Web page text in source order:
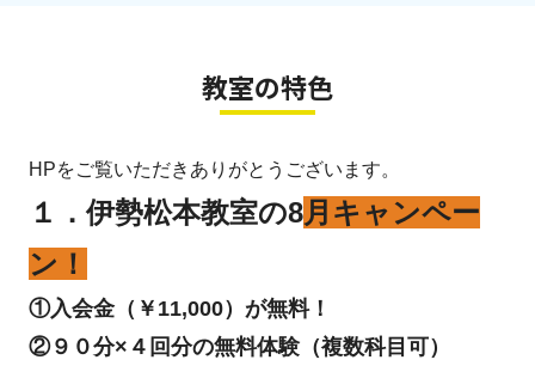
教室の特色
HPをご覧いただきありがとうございます。
１．伊勢松本教室の8月キャンペー
ン！
①入会金（￥11,000）が無料！
②９０分×４回分の無料体験（複数科目可）